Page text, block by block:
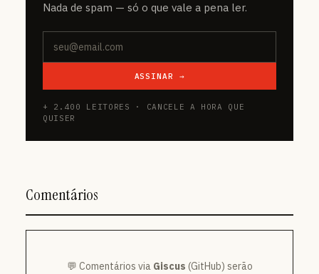
Nada de spam — só o que vale a pena ler.
ASSINAR →
+ 2.400 LEITORES · CANCELE A HORA QUE
QUISER
Comentários
💬 Comentários via Giscus (GitHub) serão